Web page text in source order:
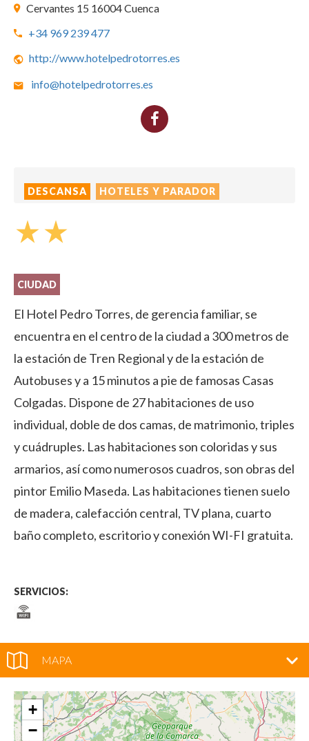
Cervantes 15 16004 Cuenca
+34 969 239 477
http://www.hotelpedrotorres.es
info@hotelpedrotorres.es
DESCANSA HOTELES Y PARADOR
star_ratestar_rate
CIUDAD
El Hotel Pedro Torres, de gerencia familiar, se
encuentra en el centro de la ciudad a 300 metros de
la estación de Tren Regional y de la estación de
Autobuses y a 15 minutos a pie de famosas Casas
Colgadas. Dispone de 27 habitaciones de uso
individual, doble de dos camas, de matrimonio, triples
y cuádruples. Las habitaciones son coloridas y sus
armarios, así como numerosos cuadros, son obras del
pintor Emilio Maseda. Las habitaciones tienen suelo
de madera, calefacción central, TV plana, cuarto
baño completo, escritorio y conexión WI-FI gratuita.
SERVICIOS:
MAPA
+
−